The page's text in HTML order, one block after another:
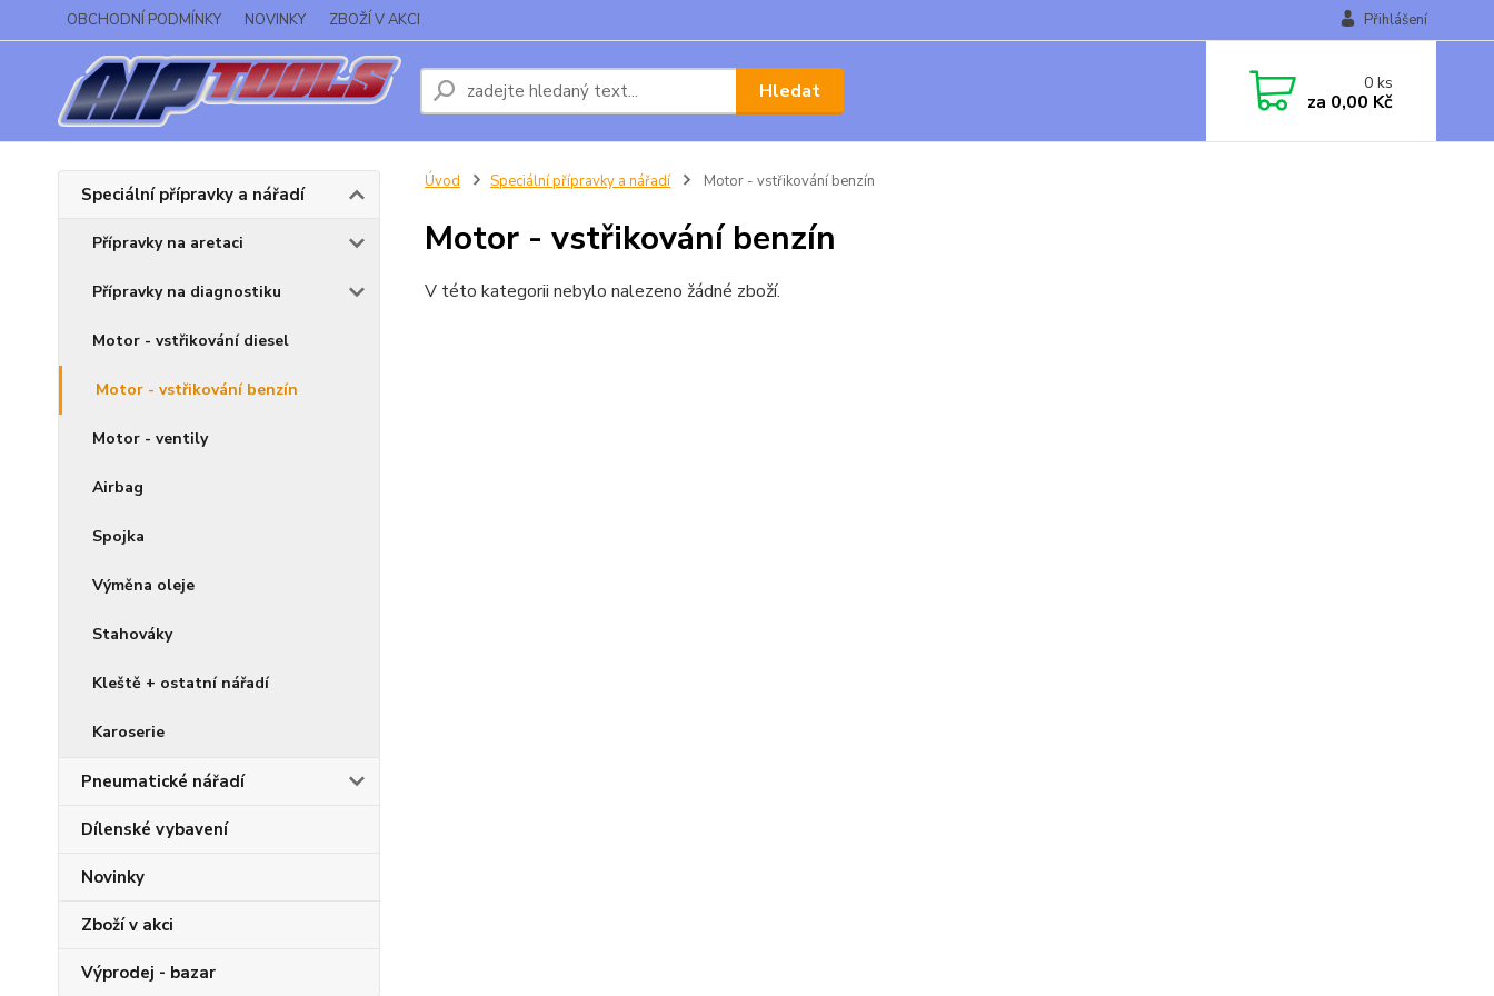
OBCHODNÍ PODMÍNKY NOVINKY ZBOŽÍ V AKCI Přihlášení
Hledat 0ks
za 0,00 Kč
Speciální přípravky a nářadí
Přípravky na aretaci
Přípravky na diagnostiku
Motor - vstřikování diesel
Motor - vstřikování benzín
Motor - ventily
Airbag
Spojka
Výměna oleje
Stahováky
Kleště + ostatní nářadí
Karoserie
Pneumatické nářadí
Dílenské vybavení
Novinky
Zboží v akci
Výprodej - bazar
Úvod Speciální přípravky a nářadí Motor - vstřikování benzín
Motor - vstřikování benzín
V této kategorii nebylo nalezeno žádné zboží.